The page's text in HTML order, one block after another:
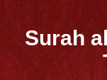
Surah